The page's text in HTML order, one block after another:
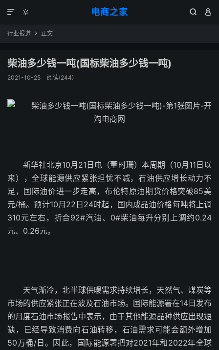
电商之家 
 

行业报道  正文
柴油多少钱一吨(国标柴油多少钱一吨)
2021-10-25 阅读(244)
新华社北京10月21日电（董时珊）本周期（10月11日以
来），全球能源供应紧张担忧不减，石油供应增长动力不
足，国际油价进一步走高，布伦特原油期货价格突破85美
元/桶。预计10月22日24时起，国内成品油价格每吨将上调
310元左右，折合92#汽油、0#柴油每升分别上调约0.24
元、0.26元。
天气渐冷，北半球供暖需求持续增长，天然气、煤炭等
市场的供应紧张正在波及石油市场。国际能源署在14日发布
的月度石油市场报告中表示，由于其他能源品种供应出现短
缺，已经导致消费向石油转移，石油需求可能会额外增加
50万桶/日。因此，国际能源署把对2021年和2022年全球